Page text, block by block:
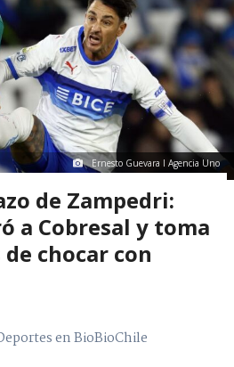
Ernesto Guevara I Agencia Uno
de Zampedri:
a Cobresal y toma
chocar con
en BioBioChile